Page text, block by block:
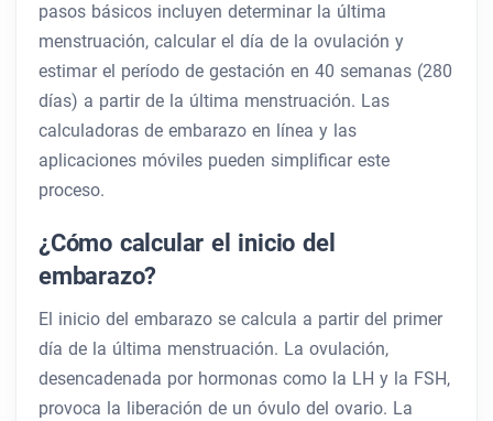
pasos básicos incluyen determinar la última
menstruación, calcular el día de la ovulación y
estimar el período de gestación en 40 semanas (280
días) a partir de la última menstruación. Las
calculadoras de embarazo en línea y las
aplicaciones móviles pueden simplificar este
proceso.
¿Cómo calcular el inicio del
embarazo?
El inicio del embarazo se calcula a partir del primer
día de la última menstruación. La ovulación,
desencadenada por hormonas como la LH y la FSH,
provoca la liberación de un óvulo del ovario. La